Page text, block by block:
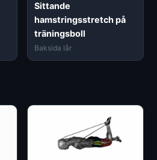
Sittande
hamstringsstretch på
träningsboll
Baksida lår